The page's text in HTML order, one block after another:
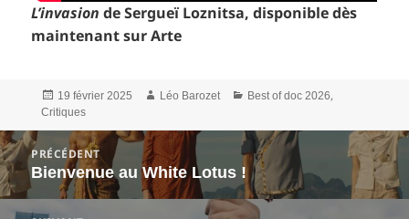
L’invasion de Sergueï Loznitsa, disponible dès
maintenant sur Arte
Publié
le
19 février 2025 Auteur
Léo Barozet Catégories
Best of doc 2026,
Critiques
Navigation
de
l’article
PRÉCÉDENT
Article
précédent :
Bienvenue au White Lotus !